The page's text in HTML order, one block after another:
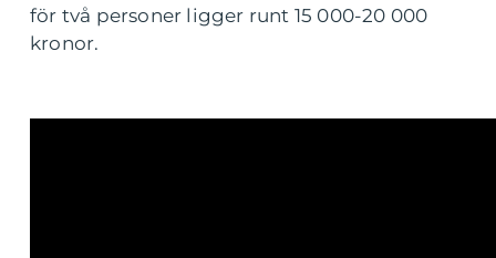
för två personer ligger runt 15 000-20 000
kronor.